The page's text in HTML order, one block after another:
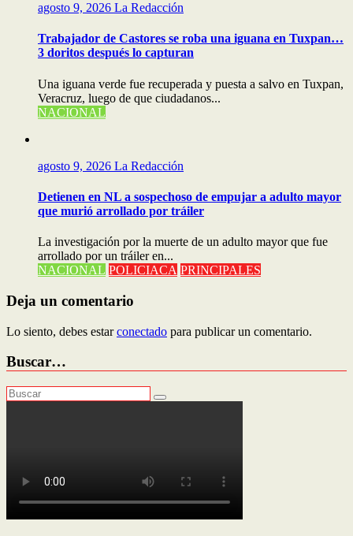
agosto 9, 2026 La Redacción
Trabajador de Castores se roba una iguana en Tuxpan…
3 doritos después lo capturan
Una iguana verde fue recuperada y puesta a salvo en Tuxpan,
Veracruz, luego de que ciudadanos...
NACIONAL
agosto 9, 2026 La Redacción
Detienen en NL a sospechoso de empujar a adulto mayor
que murió arrollado por tráiler
La investigación por la muerte de un adulto mayor que fue
arrollado por un tráiler en...
NACIONAL POLICIACA PRINCIPALES
Deja un comentario
Lo siento, debes estarconectado para publicar un comentario.
Buscar…